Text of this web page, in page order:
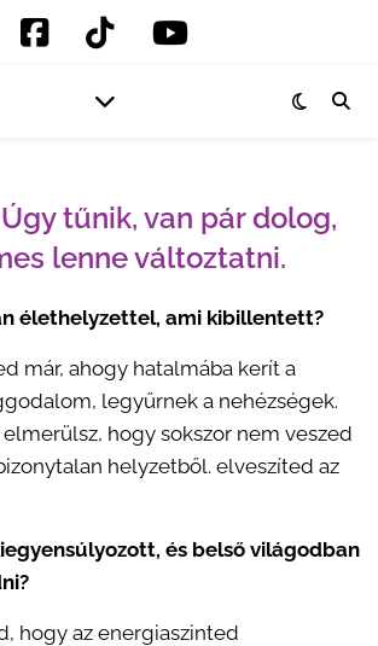
tűnik, van pár dolog,
lenne változtatni.
élethelyzettel, ami kibillentett?
már, ahogy hatalmába kerít a
legyűrnek a nehézségek.
hogy sokszor nem veszed
helyzetből. elveszíted az
és belső világodban
hogy az energiaszinted